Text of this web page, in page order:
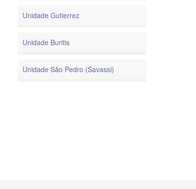
Unidade Gutierrez
Unidade Buritis
Unidade São Pedro (Savassi)